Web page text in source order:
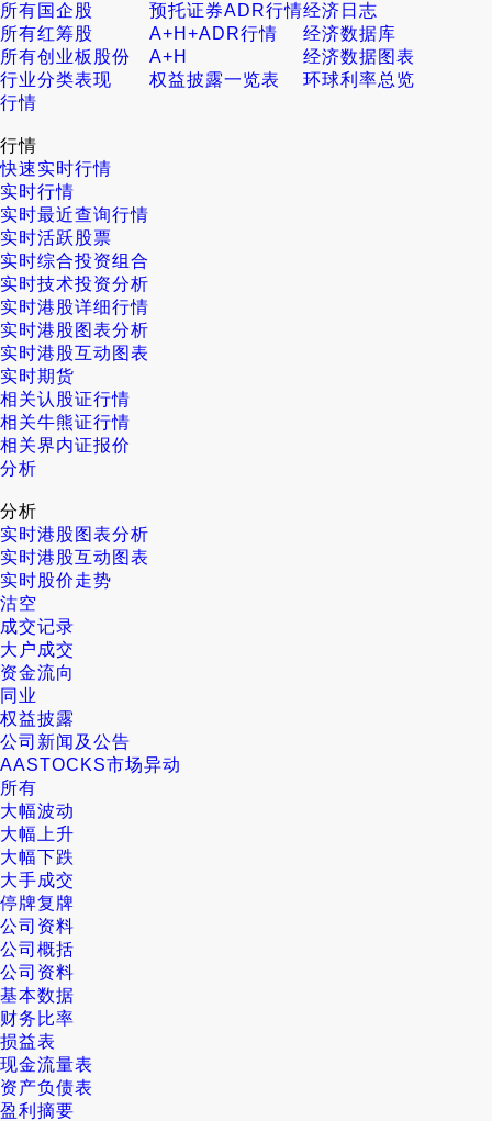
所有国企股
预托证券ADR行情经济日志
所有红筹股
A+H+ADR行情
经济数据库
所有创业板股份
A+H
经济数据图表
行业分类表现
权益披露一览表
环球利率总览
行情
行情
快速实时行情
实时行情
实时最近查询行情
实时活跃股票
实时综合投资组合
实时技术投资分析
实时港股详细行情
实时港股图表分析
实时港股互动图表
实时期货
相关认股证行情
相关牛熊证行情
相关界内证报价
分析
分析
实时港股图表分析
实时港股互动图表
实时股价走势
沽空
成交记录
大户成交
资金流向
同业
权益披露
公司新闻及公告
AASTOCKS市场异动
所有
大幅波动
大幅上升
大幅下跌
大手成交
停牌复牌
公司资料
公司概括
公司资料
基本数据
财务比率
损益表
现金流量表
资产负债表
盈利摘要